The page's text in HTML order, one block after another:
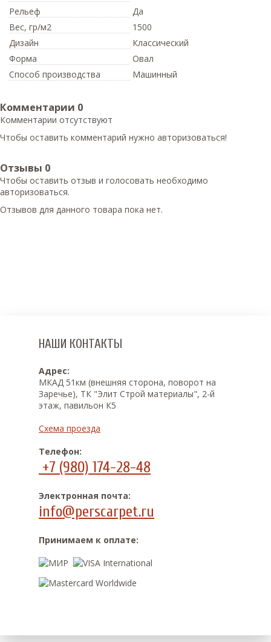
Рельеф
Да
Вес, гр/м2
1500
Дизайн
Классический
Форма
Овал
Способ производства
Машинный
Комментарии 0
Комментарии отсутствуют
Чтобы оставить комментарий нужно авторизоваться!
Отзывы 0
Чтобы оcтавить отзыв и голосовать необходимо
авторизоваться.
Отзывов для данного товара пока нет.
НАШИ КОНТАКТЫ
Адрес:
МКАД 51км (внешняя сторона, поворот на
Заречье), ТК "Элит Строй материалы", 2-й
этаж, павильон К5
Схема проезда
Телефон:
+7 (980) 174-28-48
Электронная почта:
info@perscarpet.ru
Принимаем к оплате: